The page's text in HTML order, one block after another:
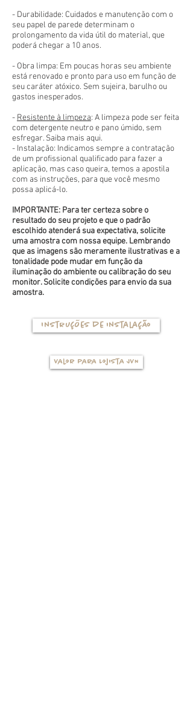
- Durabilidade: Cuidados e manutenção com o
seu papel de parede determinam o
prolongamento da vida útil do material, que
poderá chegar a 10 anos.
- Obra limpa: Em poucas horas seu ambiente
está renovado e pronto para uso em função de
seu caráter atóxico. Sem sujeira, barulho ou
gastos inesperados.
- Resistente à limpeza: A limpeza pode ser feita
com detergente neutro e pano úmido, sem
esfregar. Saiba mais aqui.
- Instalação: Indicamos sempre a contratação
de um profissional qualificado para fazer a
aplicação, mas caso queira, temos a apostila
com as instruções, para que você mesmo
possa aplicá-lo.
IMPORTANTE: Para ter certeza sobre o
resultado do seu projeto e que o padrão
escolhido atenderá sua expectativa, solicite
uma amostra com nossa equipe. Lembrando
que as imagens são meramente ilustrativas e a
tonalidade pode mudar em função da
iluminação do ambiente ou calibração do seu
monitor. Solicite condições para envio da sua
amostra.
Instruções de instalação
Valor para Lojista JVN